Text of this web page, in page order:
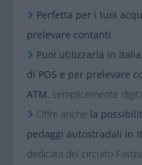
Perfetta per i tuoi
prelevare contanti
Puoi utilizzarla in
di POS e per prelevare
ATM, semplicemente
Offre anche la
pedaggi autostradali in
dedicata del circuito